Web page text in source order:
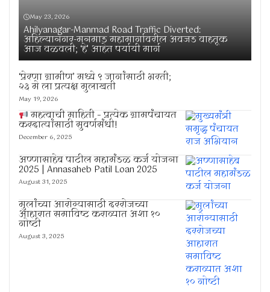
May 23, 2026
Ahilyanagar-Manmad Road Traffic Diverted:
अहिल्यानगर-मनमाड महामार्गावरील अवजड वाहतूक
आज वळवली; ‘हे’ आहेत पर्यायी मार्ग
‘प्रेरणा ग्रामीण’ मध्ये ९ जागांसाठी भरती;
२३ मे ला प्रत्यक्ष मुलाखती
May 19, 2026
महत्वाची माहिती – प्रत्येक ग्रामपंचायत
करदात्यांसाठी सुवर्णसंधी!
December 6, 2025
अण्णासाहेब पाटील महामंडळ कर्ज योजना
2025 | Annasaheb Patil Loan 2025
August 31, 2025
मुलांच्या आरोग्यासाठी दररोजच्या
आहारात समाविष्ट कराव्यात अशा १०
गोष्टी
August 3, 2025